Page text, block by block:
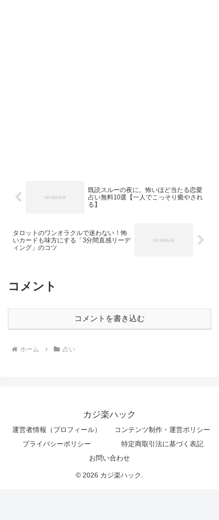
既読スルーの夜に。怖いほど当たる恋愛
占い無料10選【一人でこっそり癒やされ
る】
タロットのワンオラクルで迷わない！怖
いカードも味方にする「3分間直感リーデ
ィング」のコツ
コメント
コメントを書き込む
ホーム 占い
カジ楽ハック
運営者情報（プロフィール）
コンテンツ制作・運営ポリシー
プライバシーポリシー
特定商取引法に基づく表記
お問い合わせ
© 2026 カジ楽ハック.